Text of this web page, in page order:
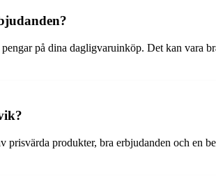
på dina dagligvaruinköp. Det kan vara
produkter, bra erbjudanden och en